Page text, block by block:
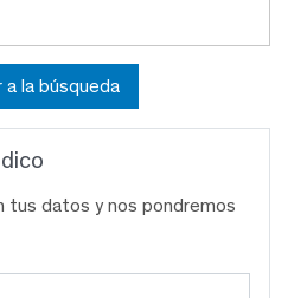
a la búsqueda
tus datos y nos pondremos